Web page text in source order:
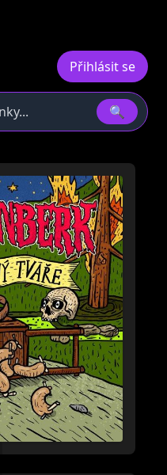
Přihlásit se
🔍